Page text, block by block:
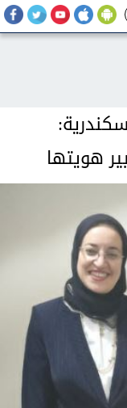
هويتها